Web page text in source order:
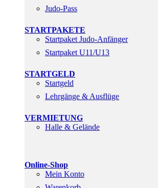
Judo-Pass
STARTPAKETE
Startpaket Judo-Anfänger
Startpaket U11/U13
STARTGELD
Startgeld
Lehrgänge & Ausflüge
VERMIETUNG
Halle & Gelände
Online-Shop
Mein Konto